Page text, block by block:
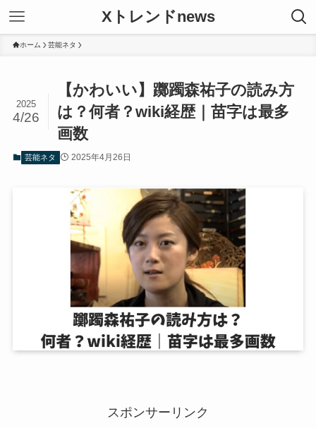
Xトレンドnews
ホーム 芸能ネタ
【かわいい】躑躅森祐子の読み方
は？何者？wiki経歴｜苗字は最多
画数
2025
4/26
芸能ネタ 2025年4月26日
スポンサーリンク